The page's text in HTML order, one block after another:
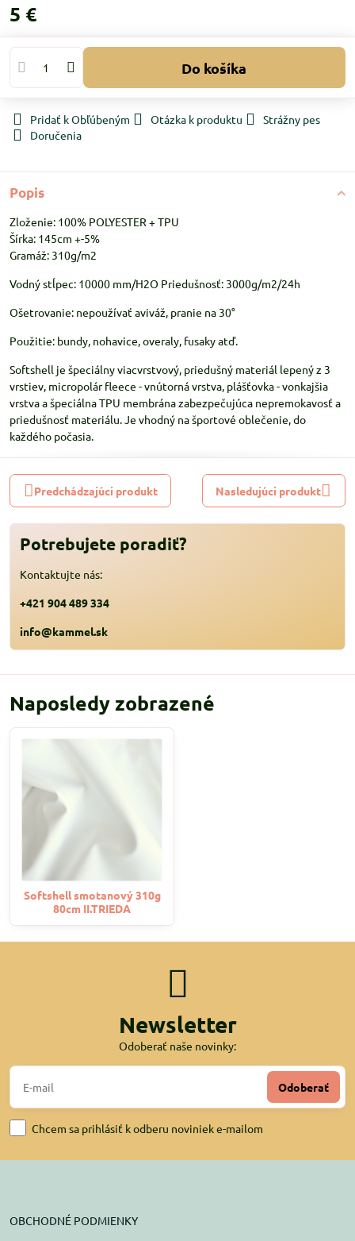
5 €
Do košíka
Pridať k Obľúbeným Otázka k produktu
Strážny pes
Doručenia
Popis
Zloženie: 100% POLYESTER + TPU
Šírka: 145cm +-5%
Gramáž: 310g/m2
Vodný stĺpec: 10000 mm/H2O Priedušnosť: 3000g/m2/24h
Ošetrovanie: nepoužívať aviváž, pranie na 30°
Použitie: bundy, nohavice, overaly, fusaky atď.
Softshell je špeciálny viacvrstvový, priedušný materiál lepený z 3
vrstiev, micropolár fleece - vnútorná vrstva, plášťovka - vonkajšia
vrstva a špeciálna TPU membrána zabezpečujúca nepremokavosť a
priedušnosť materiálu. Je vhodný na športové oblečenie, do
každého počasia.
Predchádzajúci produkt Nasledujúci produkt
Potrebujete poradiť?
Kontaktujte nás:
+421 904 489 334
info@kammel.sk
Naposledy zobrazené
Softshell smotanový 310g
80cm II.TRIEDA
Newsletter
Odoberať naše novinky:
Odoberať
Chcem sa prihlásiť k odberu noviniek e-mailom
OBCHODNÉ PODMIENKY